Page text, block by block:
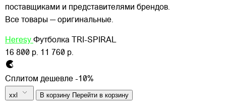
поставщиками и представителями брендов.
Все товары — оригинальные.
Heresy Футболка TRI-SPIRAL
16 800 р. 11 760 р.
Сплитом дешевле -10%
xxl В корзину Перейти в корзину